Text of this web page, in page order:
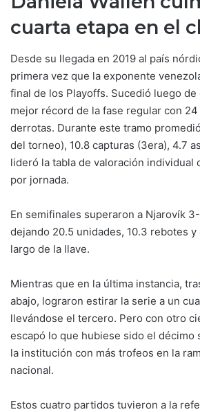
cuarta etapa en el
Desde su llegada en 2019 al país
primera vez que la exponente
final de los Playoffs. Sucedió luego de
mejor récord de la fase regular con
derrotas. Durante este tramo
del torneo), 10.8 capturas (3era), 4.7
lideró la tabla de valoración individual
por jornada.
En semifinales superaron a Njarovík
dejando 20.5 unidades, 10.3 rebotes y
largo de la llave.
Mientras que en la última instancia,
abajo, lograron estirar la serie a un
llevándose el tercero. Pero con otro
escapó lo que hubiese sido el décimo
la institución con más trofeos en la
nacional.
Estos cuatro partidos tuvieron a la